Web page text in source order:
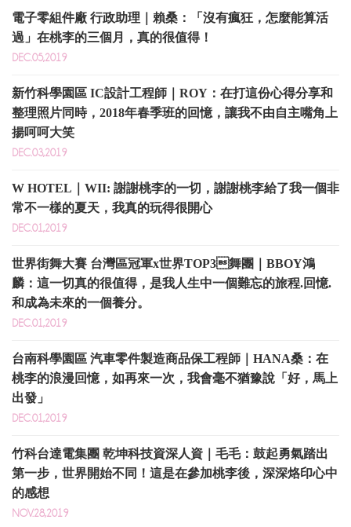
電子零組件廠 行政助理｜賴桑：「沒有瘋狂，怎麼能算活
過」在桃李的三個月，真的很值得！
DEC.05,2019
新竹科學園區 IC設計工程師｜ROY：在打這份心得分享和
整理照片同時，2018年春季班的回憶，讓我不由自主嘴角上
揚呵呵大笑
DEC.03,2019
W HOTEL｜WII: 謝謝桃李的一切，謝謝桃李給了我一個非
常不一樣的夏天，我真的玩得很開心
DEC.01,2019
世界街舞大賽 台灣區冠軍x世界TOP3舞團｜BBOY鴻
麟：這一切真的很值得，是我人生中一個難忘的旅程.回憶.
和成為未來的一個養分。
DEC.01,2019
台南科學園區 汽車零件製造商品保工程師｜HANA桑：在
桃李的浪漫回憶，如再來一次，我會毫不猶豫說「好，馬上
出發」
DEC.01,2019
竹科台達電集團 乾坤科技資深人資｜毛毛：鼓起勇氣踏出
第一步，世界開始不同！這是在參加桃李後，深深烙印心中
的感想
NOV.28,2019